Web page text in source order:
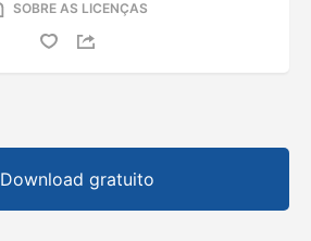
SOBRE AS LICENÇAS
Download gratuito